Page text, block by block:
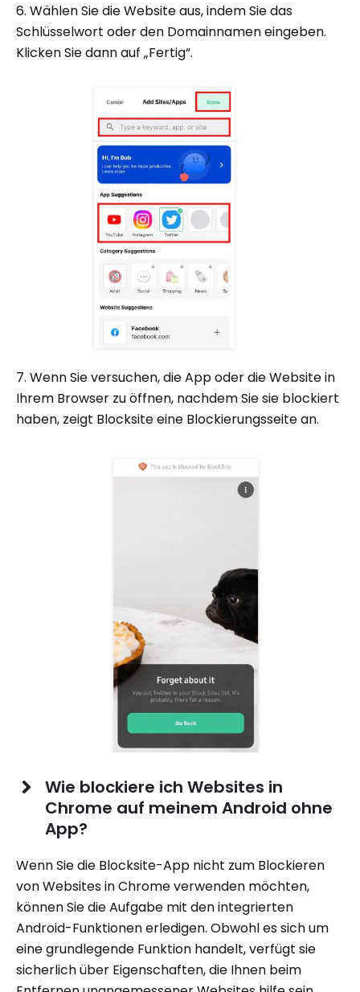
6. Wählen Sie die Website aus, indem Sie das
Schlüsselwort oder den Domainnamen eingeben.
Klicken Sie dann auf „Fertig“.
7. Wenn Sie versuchen, die App oder die Website in
Ihrem Browser zu öffnen, nachdem Sie sie blockiert
haben, zeigt Blocksite eine Blockierungsseite an.
Wie blockiere ich Websites in
Chrome auf meinem Android ohne
App?
Wenn Sie die Blocksite-App nicht zum Blockieren
von Websites in Chrome verwenden möchten,
können Sie die Aufgabe mit den integrierten
Android-Funktionen erledigen. Obwohl es sich um
eine grundlegende Funktion handelt, verfügt sie
sicherlich über Eigenschaften, die Ihnen beim